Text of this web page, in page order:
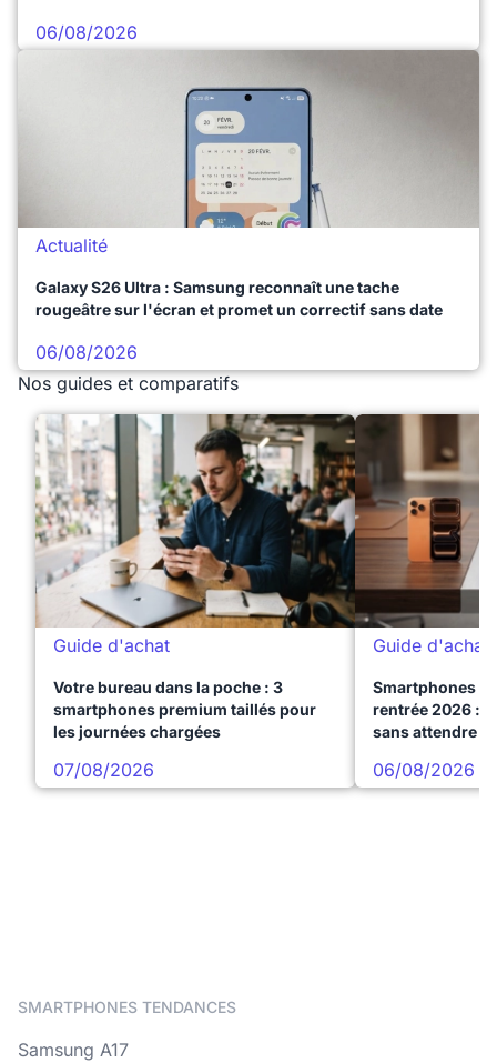
06/08/2026
Actualité
Galaxy S26 Ultra : Samsung reconnaît une tache
rougeâtre sur l'écran et promet un correctif sans date
06/08/2026
Nos guides et comparatifs
Guide d'achat
Votre bureau dans la poche : 3
smartphones premium taillés pour
les journées chargées
07/08/2026
Guide d'achat
Smartphones
rentrée 2026 :
sans attendre
06/08/2026
SMARTPHONES TENDANCES
Samsung A17